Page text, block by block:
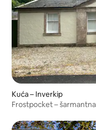
Kuća – Inverkip
Frostpocket –